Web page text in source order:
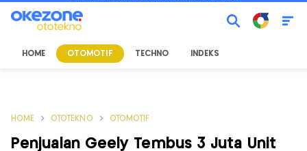
HOME OTOMOTIF TECHNO INDEKS
HOME OTOTEKNO OTOMOTIF
Penjualan Geely Tembus 3 Juta Unit